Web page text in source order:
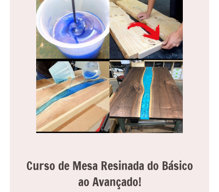
Curso de Mesa Resinada do Básico
ao Avançado!